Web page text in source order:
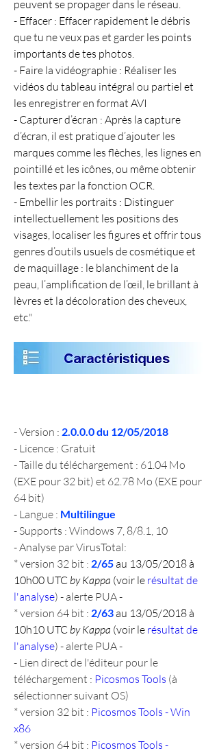
peuvent se propager dans le réseau.
- Effacer : Effacer rapidement le débris
que tu ne veux pas et garder les points
importants de tes photos.
- Faire la vidéographie : Réaliser les
vidéos du tableau intégral ou partiel et
les enregistrer en format AVI
- Capturer d’écran : Après la capture
d’écran, il est pratique d’ajouter les
marques comme les flèches, les lignes en
pointillé et les icônes, ou même obtenir
les textes par la fonction OCR.
- Embellir les portraits : Distinguer
intellectuellement les positions des
visages, localiser les figures et offrir tous
genres d’outils usuels de cosmétique et
de maquillage : le blanchiment de la
peau, l’amplification de l’œil, le brillant à
lèvres et la décoloration des cheveux,
etc."
- Version : 2.0.0.0 du 12/05/2018
- Licence : Gratuit
- Taille du téléchargement : 61.04 Mo
(EXE pour 32 bit) et 62.78 Mo (EXE pour
64 bit)
- Langue : Multilingue
- Supports : Windows 7, 8/8.1, 10
- Analyse par VirusTotal:
* version 32 bit : 2/65 au 13/05/2018 à
10h00 UTC by Kappa (voir le résultat de
l'analyse) - alerte PUA -
* version 64 bit : 2/63 au 13/05/2018 à
10h10 UTC by Kappa (voir le résultat de
l'analyse) - alerte PUA -
- Lien direct de l'éditeur pour le
téléchargement : Picosmos Tools (à
sélectionner suivant OS)
* version 32 bit : Picosmos Tools - Win
x86
* version 64 bit : Picosmos Tools -